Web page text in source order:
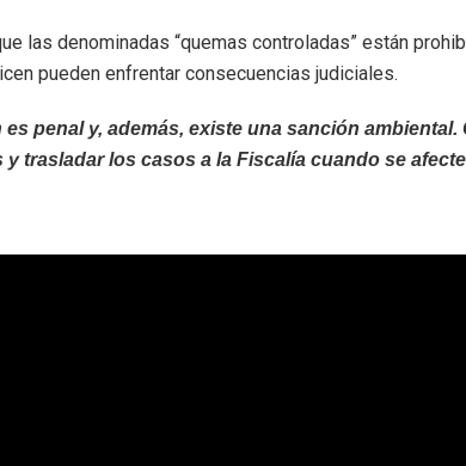
las denominadas “quemas controladas” están
pueden enfrentar consecuencias judiciales.
es penal y, además, existe una sanción
y trasladar los casos a la Fiscalía cuando se